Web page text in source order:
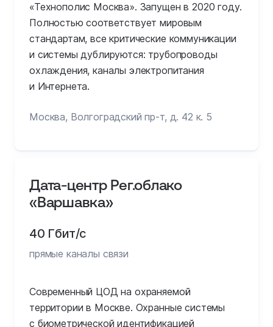
«Технополис Москва». Запущен в 2020 году.
Полностью соответствует мировым
стандартам, все критические коммуникации
и системы дублируются: трубопроводы
охлаждения, каналы электропитания
и Интернета.
Москва, Волгоградский пр-т, д. 42 к. 5
Дата-центр Рег.облако
«Варшавка»
40 Гбит/с
прямые каналы связи
Современный ЦОД на охраняемой
территории в Москве. Охранные системы
с биометрической идентификацией